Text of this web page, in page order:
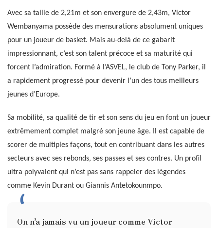
Avec sa taille de 2,21m et son envergure de 2,43m, Victor
Wembanyama possède des mensurations absolument uniques
pour un joueur de basket. Mais au-delà de ce gabarit
impressionnant, c’est son talent précoce et sa maturité qui
forcent l’admiration. Formé à l’ASVEL, le club de Tony Parker, il
a rapidement progressé pour devenir l’un des tous meilleurs
jeunes d’Europe.
Sa mobilité, sa qualité de tir et son sens du jeu en font un joueur
extrêmement complet malgré son jeune âge. Il est capable de
scorer de multiples façons, tout en contribuant dans les autres
secteurs avec ses rebonds, ses passes et ses contres. Un profil
ultra polyvalent qui n’est pas sans rappeler des légendes
comme Kevin Durant ou Giannis Antetokounmpo.
On n’a jamais vu un joueur comme Victor